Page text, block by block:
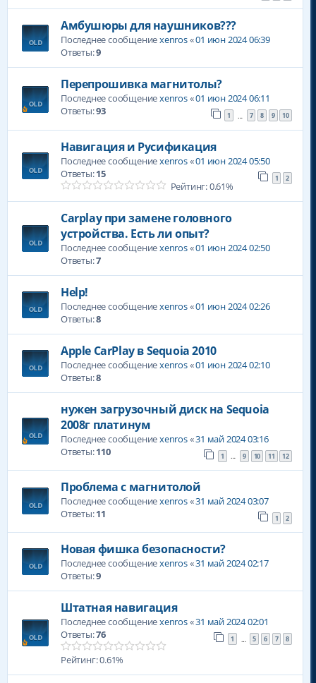
Амбушюры для наушников???
Последнее сообщениеxenros«01 июн 2024 06:39
Ответы:9
Перепрошивка магнитолы?
Последнее сообщениеxenros«01 июн 2024 06:11
Ответы:93 1 … 7 8 9 10
Навигация и Русификация
Последнее сообщениеxenros«01 июн 2024 05:50
Ответы:15 1 2
Рейтинг: 0.61%
Carplay при замене головного
устройства. Есть ли опыт?
Последнее сообщениеxenros«01 июн 2024 02:50
Ответы:7
Help!
Последнее сообщениеxenros«01 июн 2024 02:26
Ответы:8
Apple CarPlay в Sequoia 2010
Последнее сообщениеxenros«01 июн 2024 02:10
Ответы:8
нужен загрузочный диск на Sequoia
2008г платинум
Последнее сообщениеxenros«31 май 2024 03:16
Ответы:110 1 … 9 10 11 12
Проблема с магнитолой
Последнее сообщениеxenros«31 май 2024 03:07
Ответы:11 1 2
Новая фишка безопасности?
Последнее сообщениеxenros«31 май 2024 02:17
Ответы:9
Штатная навигация
Последнее сообщениеxenros«31 май 2024 02:01
Ответы:76 1 … 5 6 7 8
Рейтинг: 0.61%